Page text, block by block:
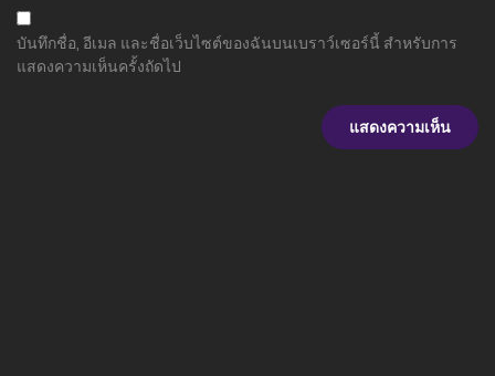
ตอนที่ 9.1
24 กุมภาพันธ์ 2024
บันทึกชื่อ, อีเมล และชื่อเว็บไซต์ของฉันบนเบราว์เซอร์นี้ สำหรับการ
แสดงความเห็นครั้งถัดไป